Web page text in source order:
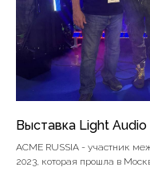
Выставка Light
ACME RUSSIA - участник
2023, которая прошла в